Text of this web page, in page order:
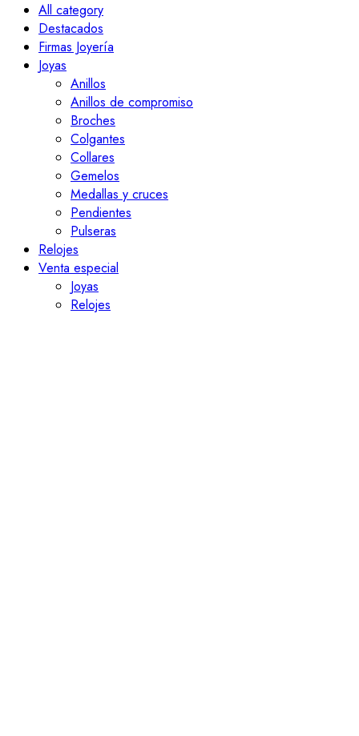
All category
Destacados
Firmas Joyería
Joyas
Anillos
Anillos de compromiso
Broches
Colgantes
Collares
Gemelos
Medallas y cruces
Pendientes
Pulseras
Relojes
Venta especial
Joyas
Relojes